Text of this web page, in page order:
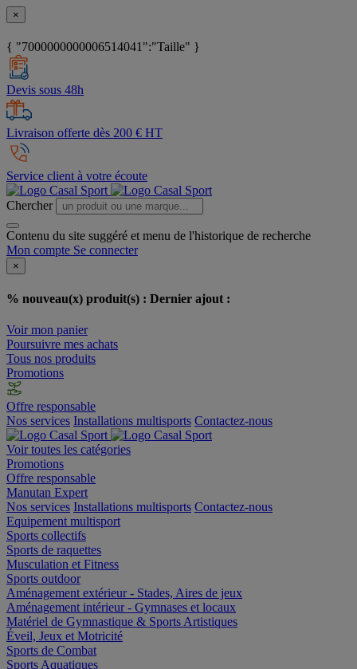
×
{ "7000000000006514041":"Taille" }
Devis sous 48h
Livraison offerte dès 200 € HT
Service client à votre écoute
Chercher
Contenu du site suggéré et menu de l'historique de recherche
Mon compte Se connecter
×
% nouveau(x) produit(s) : Dernier ajout :
Voir mon panier
Poursuivre mes achats
Tous nos produits
Promotions
Offre responsable
Nos services Installations multisports Contactez-nous
Voir toutes les catégories
Promotions
Offre responsable
Manutan Expert
Nos services Installations multisports Contactez-nous
Equipement multisport
Sports collectifs
Sports de raquettes
Musculation et Fitness
Sports outdoor
Aménagement extérieur - Stades, Aires de jeux
Aménagement intérieur - Gymnases et locaux
Matériel de Gymnastique & Sports Artistiques
Éveil, Jeux et Motricité
Sports de Combat
Sports Aquatiques